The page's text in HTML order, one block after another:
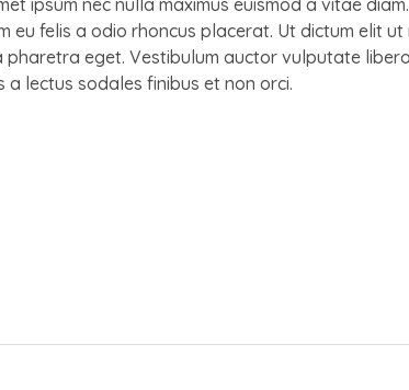
ipsum nec nulla maximus euismod a vitae
eu felis a odio rhoncus placerat. Ut dictum elit
pharetra eget. Vestibulum auctor vulputate
a lectus sodales finibus et non orci.